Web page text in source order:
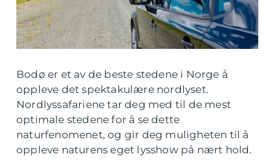
Bodø er et av de beste stedene i Norge å
oppleve det spektakulære nordlyset.
Nordlyssafariene tar deg med til de mest
optimale stedene for å se dette
naturfenomenet, og gir deg muligheten til å
oppleve naturens eget lysshow på nært hold.